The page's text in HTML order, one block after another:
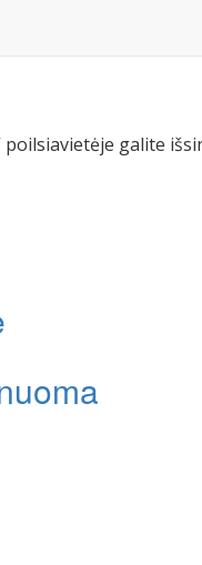
galite